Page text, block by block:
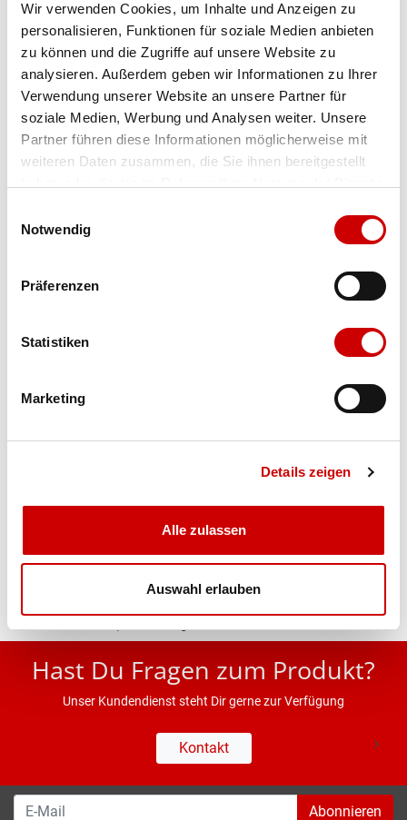
Wir verwenden Cookies, um Inhalte und Anzeigen zu
personalisieren, Funktionen für soziale Medien anbieten
zu können und die Zugriffe auf unsere Website zu
analysieren. Außerdem geben wir Informationen zu Ihrer
Verwendung unserer Website an unsere Partner für
soziale Medien, Werbung und Analysen weiter. Unsere
Partner führen diese Informationen möglicherweise mit
weiteren Daten zusammen, die Sie ihnen bereitgestellt
Notwendig
Präferenzen
Statistiken
Marketing
Details zeigen
Alle zulassen
Auswahl erlauben
Artikel-Nr.IB5334-809-hyper-crimson-black
Farbe hyper crimson/black
Menge
Bis 17:00 Uhr bestellen: morgen geliefert - ab CHF 50.00
portofrei
Produktbeschreibung
Eigenschaften
Hast Du Fragen zum Produkt?
Unser Kundendienst steht Dir gerne zur Verfügung
Kontakt
Abonnieren